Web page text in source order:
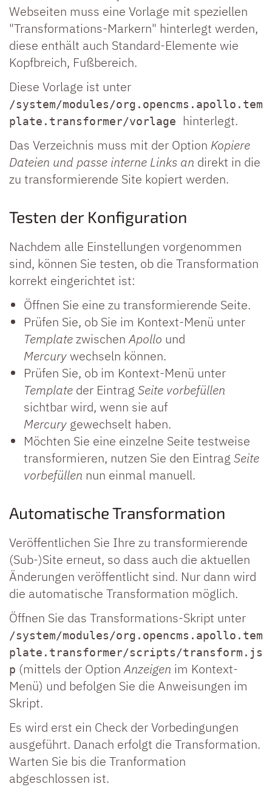
Webseiten muss eine Vorlage mit speziellen
"Transformations-Markern" hinterlegt werden,
diese enthält auch Standard-Elemente wie
Kopfbreich, Fußbereich.
Diese Vorlage ist unter
/system/modules/org.opencms.apollo.tem
plate.transformer/vorlage hinterlegt.
Das Verzeichnis muss mit der Option Kopiere
Dateien und passe interne Links an direkt in die
zu transformierende Site kopiert werden.
Testen der Konfiguration
Nachdem alle Einstellungen vorgenommen
sind, können Sie testen, ob die Transformation
korrekt eingerichtet ist:
Öffnen Sie eine zu transformierende Seite.
Prüfen Sie, ob Sie im Kontext-Menü unter
TemplatezwischenApollo und
Mercurywechseln können.
Prüfen Sie, ob im Kontext-Menü unter
Template der Eintrag Seite vorbefüllen
sichtbar wird, wenn sie auf
Mercury gewechselt haben.
Möchten Sie eine einzelne Seite testweise
transformieren, nutzen Sie den Eintrag Seite
vorbefüllen nun einmal manuell.
Automatische Transformation
Veröffentlichen Sie Ihre zu transformierende
(Sub-)Site erneut, so dass auch die aktuellen
Änderungen veröffentlicht sind. Nur dann wird
die automatische Transformation möglich.
Öffnen Sie das Transformations-Skript unter
/system/modules/org.opencms.apollo.tem
plate.transformer/scripts/transform.js
p (mittels der OptionAnzeigen im Kontext-
Menü) und befolgen Sie die Anweisungen im
Skript.
Es wird erst ein Check der Vorbedingungen
ausgeführt. Danach erfolgt die Transformation.
Warten Sie bis die Tranformation
abgeschlossen ist.